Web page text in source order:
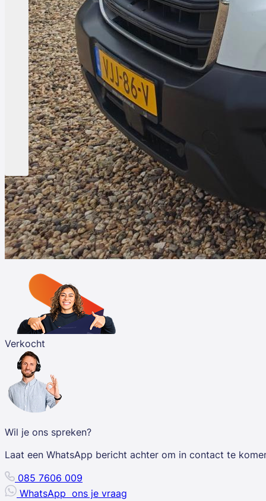
Verkocht
Wil je ons spreken?
Laat een WhatsApp bericht achter om in contact te
085 7606 009
WhatsApp ons je vraag